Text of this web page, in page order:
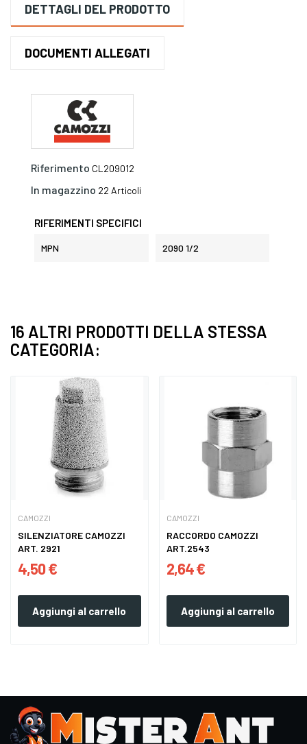
DETTAGLI DEL PRODOTTO
DOCUMENTI ALLEGATI
Riferimento CL209012
In magazzino 22 Articoli
RIFERIMENTI SPECIFICI
MPN 2090 1/2
16 ALTRI PRODOTTI DELLA STESSA
CATEGORIA:
CAMOZZI
SILENZIATORE CAMOZZI
ART. 2921
4,50 €
Aggiungi al carrello
CAMOZZI
RACCORDO CAMOZZI
ART.2543
2,64 €
Aggiungi al carrello